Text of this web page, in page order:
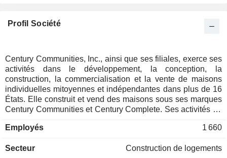
Profil Société
Century Communities, Inc., ainsi que ses filiales, exerce ses
activités dans le développement, la conception, la
construction, la commercialisation et la vente de maisons
individuelles mitoyennes et indépendantes dans plus de 16
États. Elle construit et vend des maisons sous ses marques
Century Communities et Century Complete. Ses activités de
: Ouest, Montagnes, Texas, Sud-Est et Century Complete.
Loans Inc., Parkway Title, LLC, IHL Home Insurance
Employés 1 660
Secteur Construction de logements